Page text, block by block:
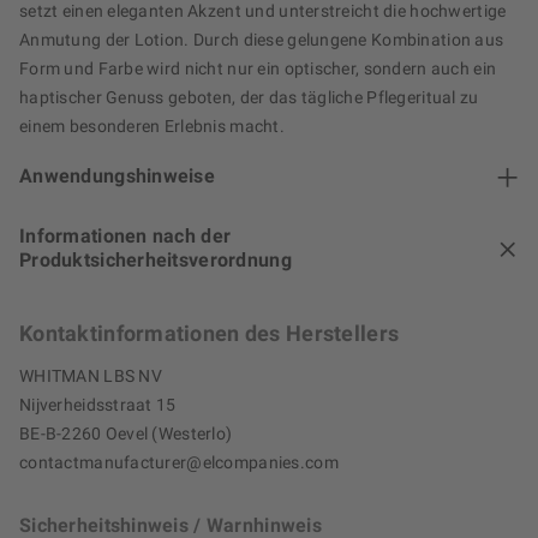
setzt einen eleganten Akzent und unterstreicht die hochwertige
Anmutung der Lotion. Durch diese gelungene Kombination aus
Form und Farbe wird nicht nur ein optischer, sondern auch ein
haptischer Genuss geboten, der das tägliche Pflegeritual zu
einem besonderen Erlebnis macht.
Anwendungshinweise
Informationen nach der
Produktsicherheitsverordnung
Kontaktinformationen des Herstellers
WHITMAN LBS NV
Nijverheidsstraat 15
BE-B-2260 Oevel (Westerlo)
contactmanufacturer@elcompanies.com
Sicherheitshinweis / Warnhinweis